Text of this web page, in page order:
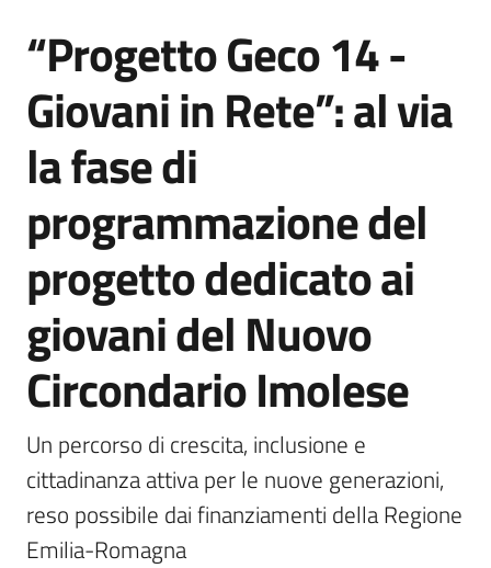
Novità
Menu selezionato
Servizi
Vivere
Castel
del
Rio
Servizi
on-
line
Tutti
gli
Salta al contenuto
“Progetto Geco 14 -
Giovani in Rete”: al via
la fase di
programmazione del
progetto dedicato ai
giovani del Nuovo
Circondario Imolese
Un percorso di crescita, inclusione e
cittadinanza attiva per le nuove generazioni,
reso possibile dai finanziamenti della Regione
Emilia-Romagna